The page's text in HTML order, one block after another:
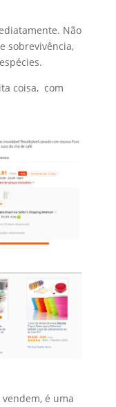
Não
sobrevivência,
coisa, com
é uma